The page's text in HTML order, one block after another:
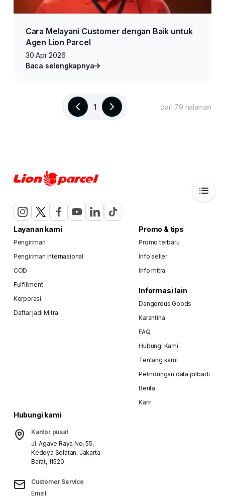
Cara Melayani Customer dengan Baik untuk
Agen Lion Parcel
30 Apr 2026
Baca selengkapnya
1 dari 79 halaman
Layanan kami
Pengiriman
Pengiriman Internasional
COD
Fulfillment
Korporasi
Daftar jadi Mitra
Promo & tips
Promo terbaru
Info seller
Info mitra
Informasi lain
Dangerous Goods
Karantina
FAQ
Hubungi Kami
Tentang kami
Pelindungan data pribadi
Berita
Karir
Hubungi kami
Kantor pusat
Jl. Agave Raya No. 55,
Kedoya Selatan, Jakarta
Barat, 11520
Customer Service
Email: